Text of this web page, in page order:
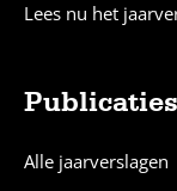
Lees nu het
Publicaties
Alle jaarverslagen